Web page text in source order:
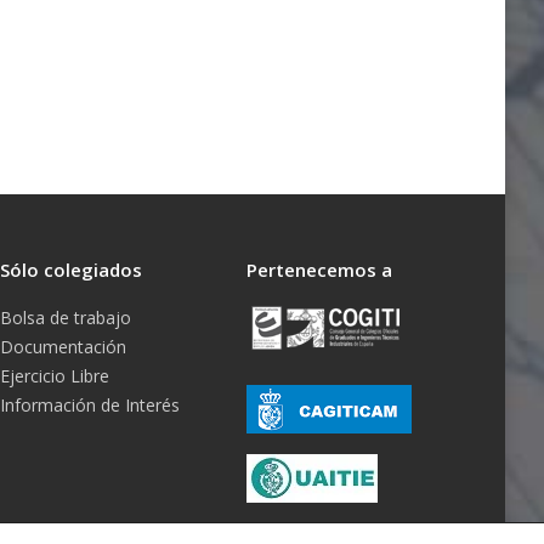
Sólo colegiados
Bolsa de trabajo
Documentación
Ejercicio Libre
Información de Interés
Pertenecemos a